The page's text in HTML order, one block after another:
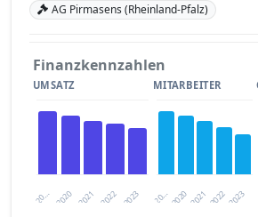
AG Pirmasens (Rheinland-Pfalz)
Finanzkennzahlen
UMSATZ
20… 2021 2023
2020 2022
MITARBEITER
20… 2021 2023
2020 2022